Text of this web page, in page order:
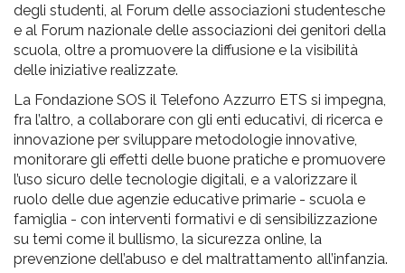
degli studenti, al Forum delle associazioni studentesche
e al Forum nazionale delle associazioni dei genitori della
scuola, oltre a promuovere la diffusione e la visibilità
delle iniziative realizzate.
La Fondazione SOS il Telefono Azzurro ETS si impegna,
fra l’altro, a collaborare con gli enti educativi, di ricerca e
innovazione per sviluppare metodologie innovative,
monitorare gli effetti delle buone pratiche e promuovere
l’uso sicuro delle tecnologie digitali, e a valorizzare il
ruolo delle due agenzie educative primarie - scuola e
famiglia - con interventi formativi e di sensibilizzazione
su temi come il bullismo, la sicurezza online, la
prevenzione dell’abuso e del maltrattamento all’infanzia.